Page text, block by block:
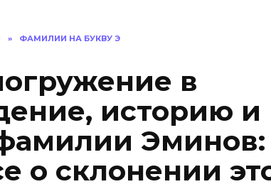
» ФАМИЛИИ НА БУКВУ Э
в
историю и
Эминов:
о склонении